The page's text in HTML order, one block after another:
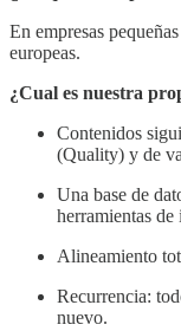
En empresas
europeas.
¿Cual es nuestra
Contenidos
(Quality) y de
Una base de
herramientas de
Alineamiento
Recurrencia:
nuevo.